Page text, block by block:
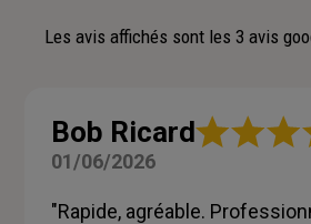
Les avis affichés sont les 3 avis
Bob RicardNote
5
01/06/2026
"Rapide, agréable.